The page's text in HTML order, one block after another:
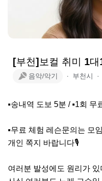
[부천]보컬 취미 1대
음악/악기 ∙ 부천시 ∙
▪️송내역 도보 5분 / ▪️1회 무
▪️무료 체험 레슨문의는 모
개인 쪽지 바랍니다🎙️
여러분 발성에도 원리가